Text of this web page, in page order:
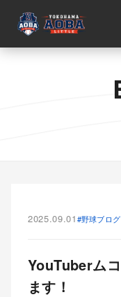
2025.09.01#野球ブログ
YouTuberム
ます！